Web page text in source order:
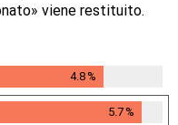
viene restituito.
4.8%
5.7%